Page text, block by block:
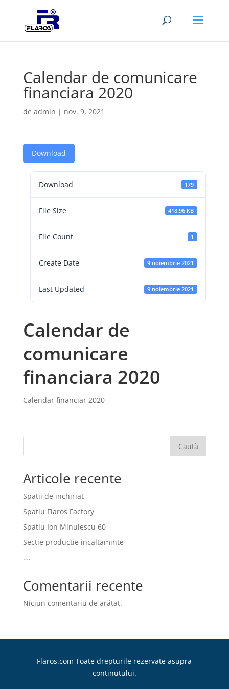
Calendar de comunicare
financiara 2020
de admin | nov. 9, 2021
Download
Download 179
File Size 418.96 KB
File Count 1
Create Date 9 noiembrie 2021
Last Updated 9 noiembrie 2021
Calendar de
comunicare
financiara 2020
Calendar financiar 2020
Caută
Articole recente
Spatii de inchiriat
Spatiu Flaros Factory
Spatiu Ion Minulescu 60
Sectie productie incaltaminte
….
Comentarii recente
Niciun comentariu de arătat.
Flaros.com Toate drepturile rezervate asupra
continutului.